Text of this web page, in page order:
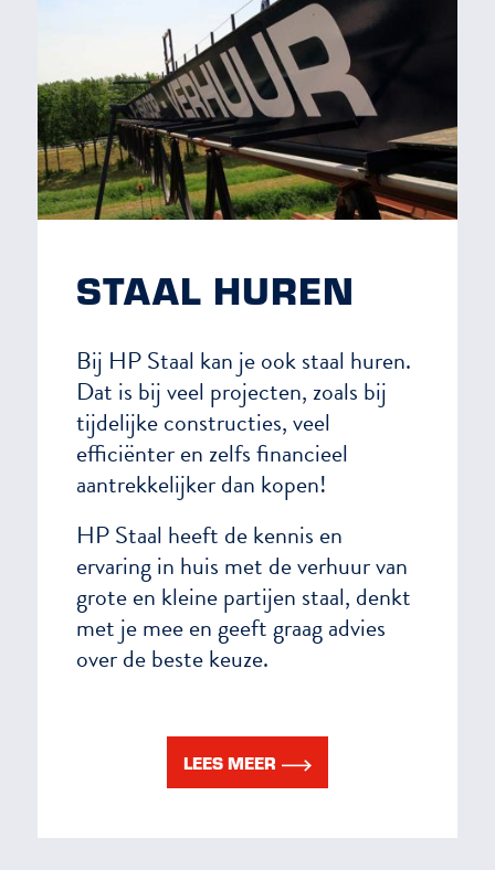
STAAL HUREN
Bij HP Staal kan je ook staal huren.
Dat is bij veel projecten, zoals bij
tijdelijke constructies, veel
efficiënter en zelfs financieel
aantrekkelijker dan kopen!
HP Staal heeft de kennis en
ervaring in huis met de verhuur van
grote en kleine partijen staal, denkt
met je mee en geeft graag advies
over de beste keuze.
LEES MEER